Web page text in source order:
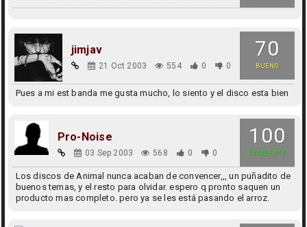
70
BUENO
jimjav
21 Oct 2003 554 0 0
Pues a mi est banda me gusta mucho, lo siento y el disco esta bien
100
EXCELENTE
Pro-Noise
03 Sep 2003 568 0 0
Los discos de Animal nunca acaban de convencer,,, un puñadito de
buenos temas, y el resto para olvidar. espero q pronto saquen un
producto mas completo. pero ya se les está pasando el arroz.